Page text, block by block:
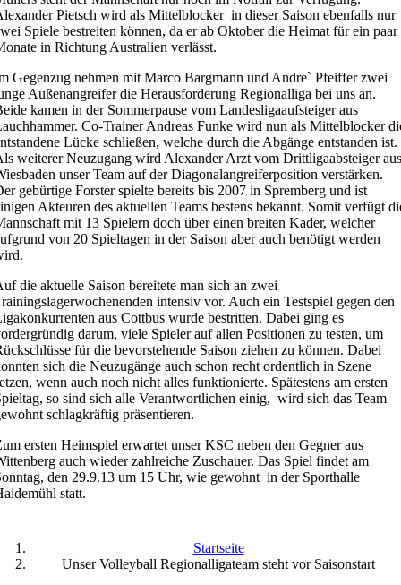
Pietsch wird als Mittelblocker in dieser Saison ebenfalls nur
Spiele bestreiten können, da er ab Oktober die Heimat für ein paar
in Richtung Australien verlässt.
Gegenzug nehmen mit Marco Bargmann und Andre` Pfeiffer zwei
Außenangreifer die Herausforderung Regionalliga bei uns an.
kamen in der Sommerpause vom Landesligaaufsteiger aus
Co-Trainer Andreas Funke wird nun als Mittelblocker
Lücke schließen, welche durch die Abgänge entstanden ist.
weiterer Neuzugang wird Alexander Arzt vom Drittligaabsteiger aus
unser Team auf der Diagonalangreiferposition verstärken.
gebürtige Forster spielte bereits bis 2007 in Spremberg und ist
Akteuren des aktuellen Teams bestens bekannt. Somit verfügt
mit 13 Spielern doch über einen breiten Kader, welcher
von 20 Spieltagen in der Saison aber auch benötigt werden
die aktuelle Saison bereitete man sich an zwei
intensiv vor. Auch ein Testspiel gegen den
aus Cottbus wurde bestritten. Dabei ging es
darum, viele Spieler auf allen Positionen zu testen, um
für die bevorstehende Saison ziehen zu können. Dabei
sich die Neuzugänge auch schon recht ordentlich in Szene
wenn auch noch nicht alles funktionierte. Spätestens am ersten
so sind sich alle Verantwortlichen einig, wird sich das Team
schlagkräftig präsentieren.
ersten Heimspiel erwartet unser KSC neben den Gegner aus
auch wieder zahlreiche Zuschauer. Das Spiel findet am
den 29.9.13 um 15 Uhr, wie gewohnt in der Sporthalle
statt.
Startseite
Unser Volleyball Regionalligateam steht vor Saisonstart